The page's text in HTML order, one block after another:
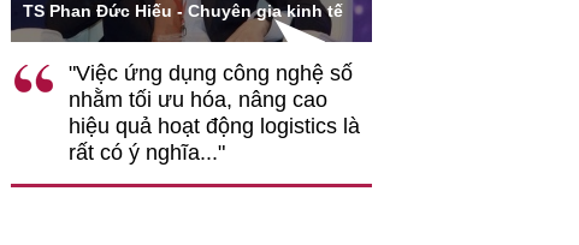
TS Phan Đức Hiếu - Chuyên gia kinh tế
"Việc ứng dụng công nghệ số
nhằm tối ưu hóa, nâng cao
hiệu quả hoạt động logistics là
rất có ý nghĩa..."